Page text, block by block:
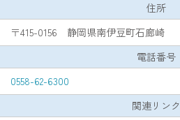
住所
〒415-0156 静岡県南伊豆町石廊崎
電話番号
0558-62-6300
関連リンク